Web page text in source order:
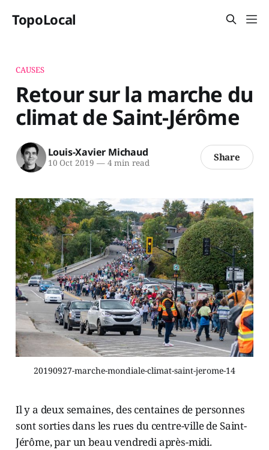
TopoLocal
CAUSES
Retour sur la marche du
climat de Saint-Jérôme
Louis-Xavier Michaud
10 Oct 2019 —4 min read Share
20190927-marche-mondiale-climat-saint-jerome-14
Il y a deux semaines, des centaines de personnes
sont sorties dans les rues du centre-ville de Saint-
Jérôme, par un beau vendredi après-midi.